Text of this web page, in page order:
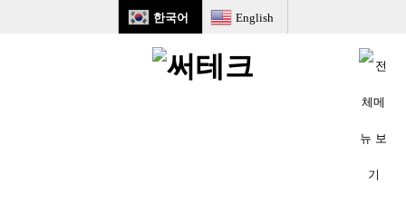
한국어 English